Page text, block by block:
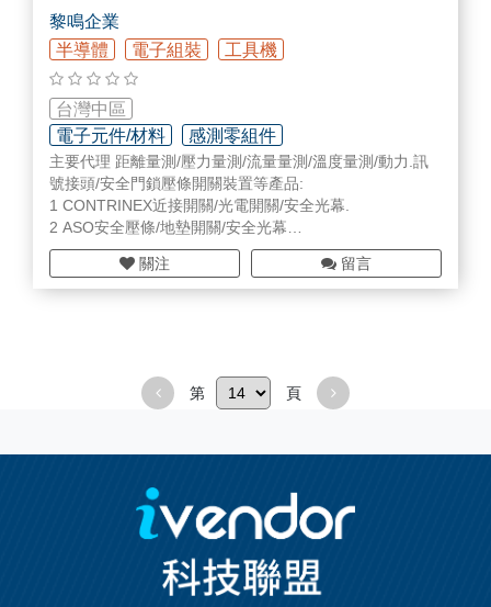
4. 晶圓翹曲調控膜
5. 噴塗用固晶膠
6. Taiwan Build-Up Film 增層薄膜 (TBF)
7. 3D IC透明封裝膜
8. LED正面封裝膜
9.雷射解膠膜
黎鳴企業
半導體
電子組裝 工具機
台灣中區
電子元件/材料
感測零組件
量測/校正設備/部品
主要代理 距離量測/壓力量測/流量量測/溫度量測/動力.訊
號接頭/安全門鎖壓條開關裝置等產品:
1 CONTRINEX近接開關/光電開關/安全光幕.
2 ASO安全壓條/地墊開關/安全光幕
3 EUCHNER安全產品
4 SUCO/ESI壓力感測
5 ILME動力歐式接頭
雷射測距儀
10 CALEX紅外線溫度感測器
關注 留言
第 頁